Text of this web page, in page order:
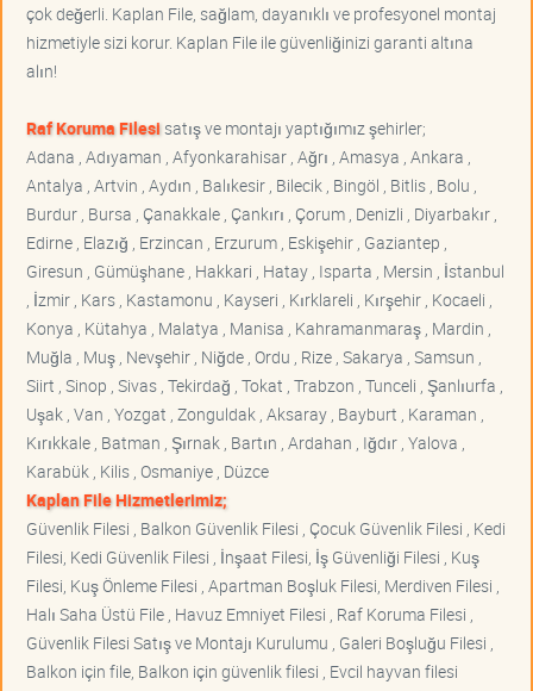
çok değerli. Kaplan File, sağlam, dayanıklı ve profesyonel montaj
hizmetiyle sizi korur. Kaplan File ile güvenliğinizi garanti altına
alın!
Raf Koruma Filesisatış ve montajı yaptığımız şehirler;
Adana , Adıyaman , Afyonkarahisar , Ağrı , Amasya , Ankara ,
Antalya , Artvin , Aydın , Balıkesir , Bilecik , Bingöl , Bitlis , Bolu ,
Burdur , Bursa , Çanakkale , Çankırı , Çorum , Denizli , Diyarbakır ,
Edirne , Elazığ , Erzincan , Erzurum , Eskişehir , Gaziantep ,
Giresun , Gümüşhane , Hakkari , Hatay , Isparta , Mersin , İstanbul
, İzmir , Kars , Kastamonu , Kayseri , Kırklareli , Kırşehir , Kocaeli ,
Konya , Kütahya , Malatya , Manisa , Kahramanmaraş , Mardin ,
Muğla , Muş , Nevşehir , Niğde , Ordu , Rize , Sakarya , Samsun ,
Siirt , Sinop , Sivas , Tekirdağ , Tokat , Trabzon , Tunceli , Şanlıurfa ,
Uşak , Van , Yozgat , Zonguldak , Aksaray , Bayburt , Karaman ,
Kırıkkale , Batman , Şırnak , Bartın , Ardahan , Iğdır , Yalova ,
Karabük , Kilis , Osmaniye , Düzce
Kaplan File Hizmetlerimiz;
Güvenlik Filesi , Balkon Güvenlik Filesi , Çocuk Güvenlik Filesi , Kedi
Filesi, Kedi Güvenlik Filesi , İnşaat Filesi, İş Güvenliği Filesi , Kuş
Filesi, Kuş Önleme Filesi , Apartman Boşluk Filesi, Merdiven Filesi ,
Halı Saha Üstü File , Havuz Emniyet Filesi , Raf Koruma Filesi ,
Güvenlik Filesi Satış ve Montajı Kurulumu , Galeri Boşluğu Filesi ,
Balkon için file, Balkon için güvenlik filesi , Evcil hayvan filesi